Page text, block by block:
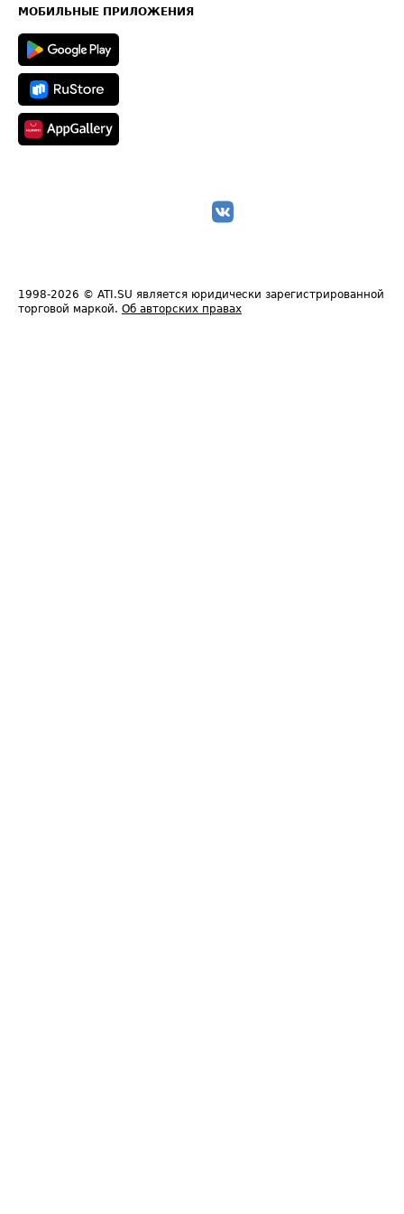
Техническая информация
МОБИЛЬНЫЕ ПРИЛОЖЕНИЯ
1998-2026 © ATI.SU является юридически зарегистрированной
торговой маркой. Об авторских правах